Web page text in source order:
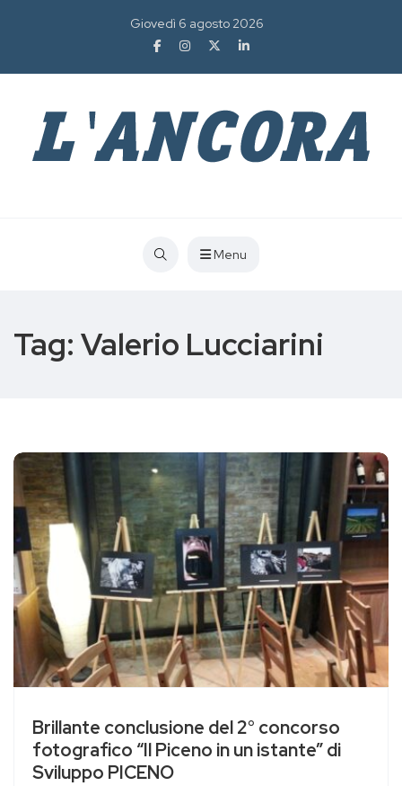
Giovedì 6 agosto 2026
Menu
Tag: Valerio Lucciarini
Brillante conclusione del 2° concorso
fotografico “Il Piceno in un istante” di
Sviluppo PICENO